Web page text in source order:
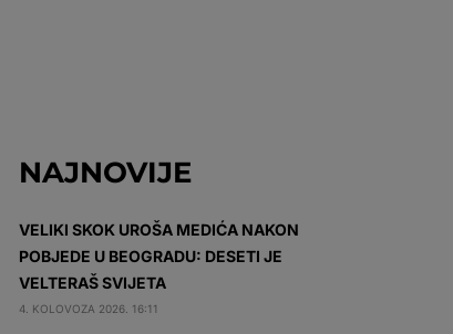
NAJNOVIJE
VELIKI SKOK UROŠA MEDIĆA NAKON
POBJEDE U BEOGRADU: DESETI JE
VELTERAŠ SVIJETA
4. KOLOVOZA 2026. 16:11